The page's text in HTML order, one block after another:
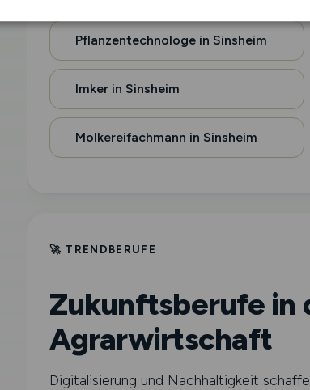
Pflanzentechnologe in Sinsheim
Imker in Sinsheim
Molkereifachmann in Sinsheim
🚀 TRENDBERUFE
Zukunftsberufe in
Agrarwirtschaft
Digitalisierung und Nachhaltigkeit